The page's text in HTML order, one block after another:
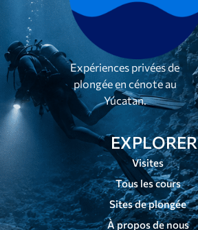
Expériences privées de
plongée en cénote au
Yúcatan.
EXPLORER
Visites
Tous les cours
Sites de plongée
À propos de nous